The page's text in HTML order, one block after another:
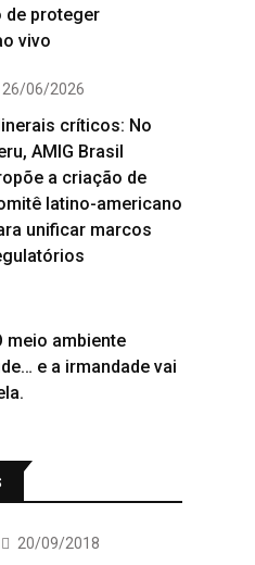
de proteger
vivo
26/06/2026
críticos: No
AMIG Brasil
a criação de
latino-americano
unificar marcos
meio ambiente
e a irmandade vai
20/09/2018